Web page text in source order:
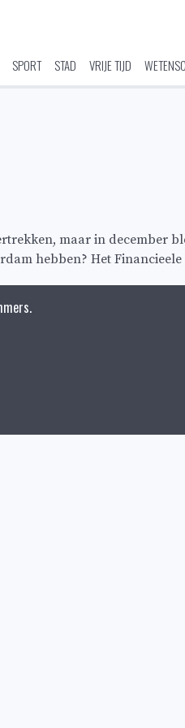
SPORT STAD VRIJE TIJD
maar in december
hebben? Het